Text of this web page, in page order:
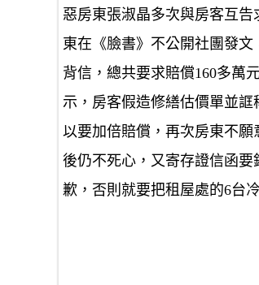
惡房東張淑晶多次與房客互
東在《臉書》不公開社團發
背信，總共要求賠償160多萬
示，房客假造修繕估價單並
以要加倍賠償，再次房東不
後仍不死心，又寄存證信函
歉，否則就要把租屋處的6台